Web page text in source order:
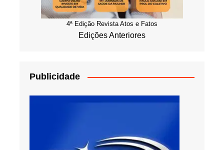
4ª Edição Revista Atos e Fatos
Edições Anteriores
Publicidade